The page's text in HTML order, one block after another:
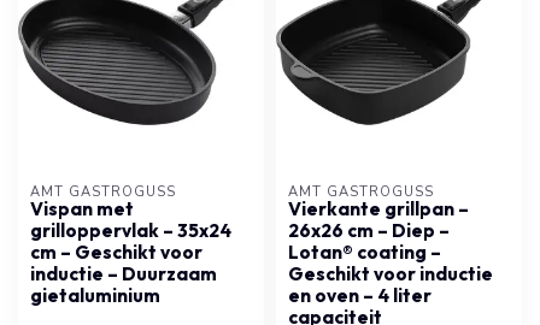
AMT GASTROGUSS
Vispan met
grilloppervlak – 35x24
cm – Geschikt voor
inductie – Duurzaam
gietaluminium
AMT GASTROGUSS
Vierkante grillpan –
26x26 cm – Diep –
Lotan® coating –
Geschikt voor inductie
en oven – 4 liter
capaciteit